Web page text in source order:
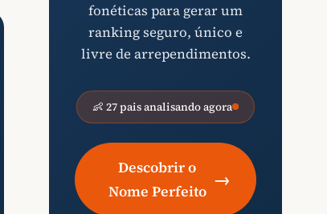
fonéticas para gerar um
ranking seguro, único e
livre de arrependimentos.
👶 27 pais analisando agora
Descobrir o
Nome Perfeito
→